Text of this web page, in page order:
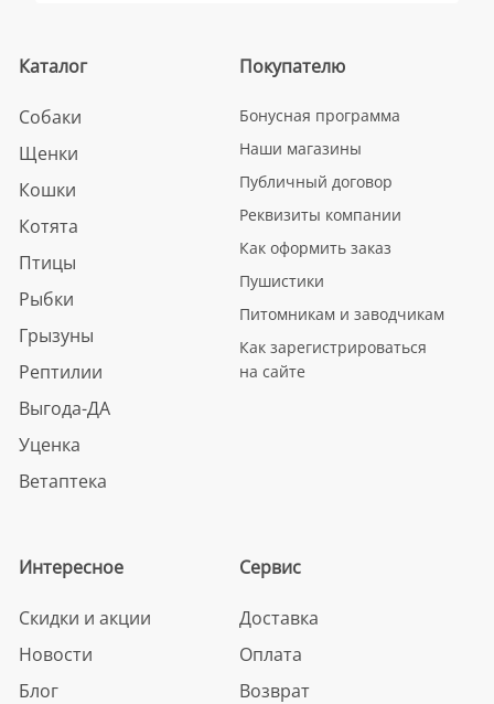
Каталог
Собаки
Щенки
Кошки
Котята
Птицы
Рыбки
Грызуны
Рептилии
Выгода-ДА
Уценка
Ветаптека
Покупателю
Бонусная программа
Наши магазины
Публичный договор
Реквизиты компании
Как оформить заказ
Пушистики
Питомникам и заводчикам
Как зарегистрироваться
на сайте
Интересное
Скидки и акции
Новости
Блог
Сервис
Доставка
Оплата
Возврат